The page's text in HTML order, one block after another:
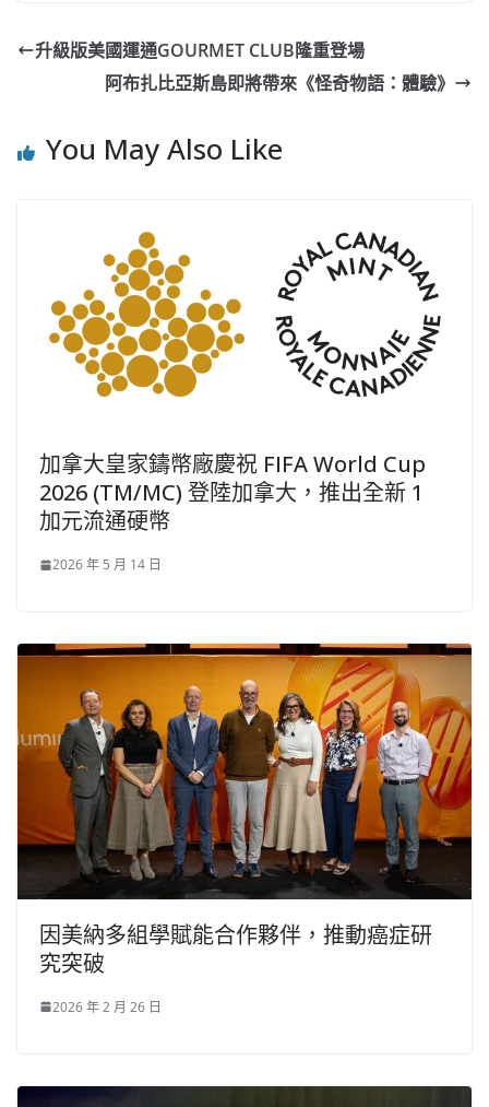
升級版美國運通GOURMET CLUB隆重登場
阿布扎比亞斯島即將帶來《怪奇物語：體驗》
You May Also Like
加拿大皇家鑄幣廠慶祝 FIFA World Cup
2026 (TM/MC) 登陸加拿大，推出全新 1
加元流通硬幣
2026 年 5 月 14 日
因美納多組學賦能合作夥伴，推動癌症研
究突破
2026 年 2 月 26 日